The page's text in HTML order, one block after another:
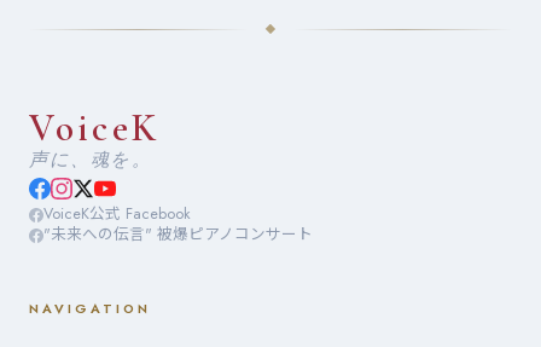
VoiceK
声に、魂を。
VoiceK公式 Facebook
"未来への伝言" 被爆ピアノコンサート
NAVIGATION